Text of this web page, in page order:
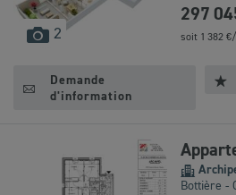
2 images
297
soit 1 382€/
Demande
d'information
Bottière -